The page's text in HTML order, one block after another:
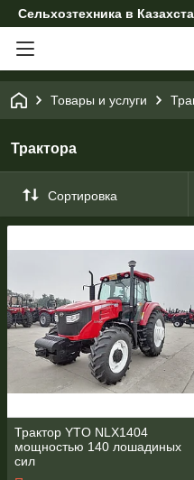
Сельхозтехника в
Товары и услуги
Трактора
Сортировка
Трактор YTO NLX1404
мощностью 140 лошадиных
сил